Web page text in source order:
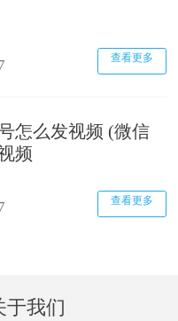
查看更多
怎么发视频 (微信
频
查看更多
于我们